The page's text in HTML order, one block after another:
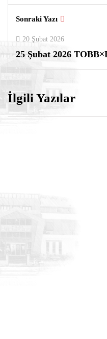
Sonraki Yazı
20 Şubat 2026
25 Şubat 2026
İlgili Yazılar